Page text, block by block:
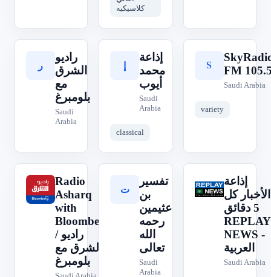
كلاسيكيه
ر
راديو
الشرق
مع
بلومبرغ
Saudi
Arabia
إذاعة
محمد
أيوب
Saudi
Arabia
classical
S
FM
Saudi Arabia
variety
R
Radio
Asharq
with
Bloomberg
/ راديو
الشرق مع
بلومبرغ
ت
تفسير
بن
عثيمين
رحمه
الله
تعالى
Saudi
Arabia
إ
إذاعة
الأخبار كل
5 دقائق
REPLAY
NEWS -
العربية
Saudi Arabia